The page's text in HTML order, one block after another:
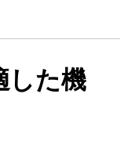
した機